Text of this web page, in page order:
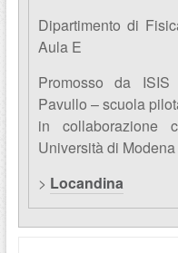
Dipartimento di
Aula E
Promosso da
Pavullo – scuola
in collaborazione
Università di
> Locandina